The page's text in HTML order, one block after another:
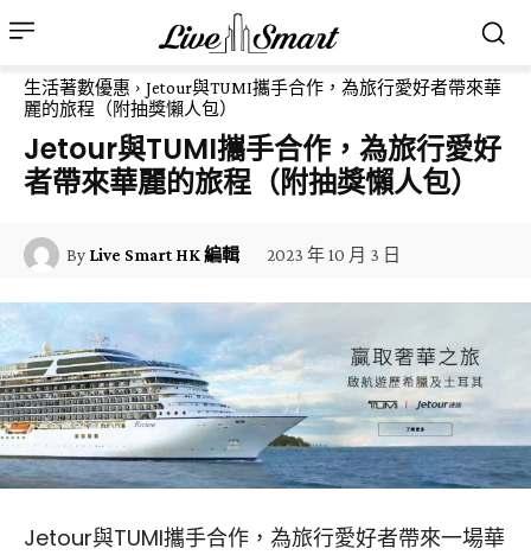
生活著數優惠
Jetour與TUMI攜手合作，為旅行愛好者帶來華
麗的旅程（附抽獎懶人包）
Jetour與TUMI攜手合作，為旅行愛好
者帶來華麗的旅程（附抽獎懶人包）
By Live Smart HK 編輯 2023 年 10 月 3 日
Jetour與TUMI攜手合作，為旅行愛好者帶來一場華